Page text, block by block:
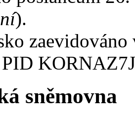
).
sněmovna